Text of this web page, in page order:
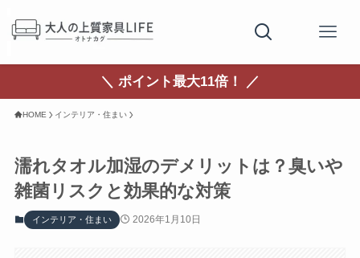
＼ ポイント最大11倍！ ／
HOME インテリア・住まい
濡れタオル加湿のデメリットは？臭いや
雑菌リスクと効果的な対策
インテリア・住まい 2026年1月10日